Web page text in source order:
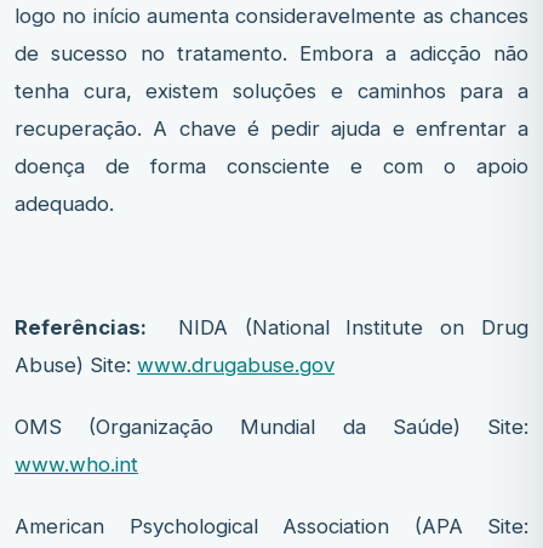
logo no início aumenta consideravelmente as chances
de sucesso no tratamento. Embora a adicção não
tenha cura, existem soluções e caminhos para a
recuperação. A chave é pedir ajuda e enfrentar a
doença de forma consciente e com o apoio
adequado.
Referências: NIDA (National Institute on Drug
Abuse) Site: www.drugabuse.gov
OMS (Organização Mundial da Saúde) Site:
www.who.int
American Psychological Association (APA Site: